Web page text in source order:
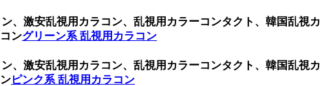
、激安乱視用カラコン、乱視用カラーコンタクト、韓国乱視カ
ングリーン系 乱視用カラコン
、激安乱視用カラコン、乱視用カラーコンタクト、韓国乱視カ
ピンク系 乱視用カラコン